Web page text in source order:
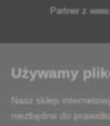
Partner z
Używamy
Nasz sklep
niezbędne do